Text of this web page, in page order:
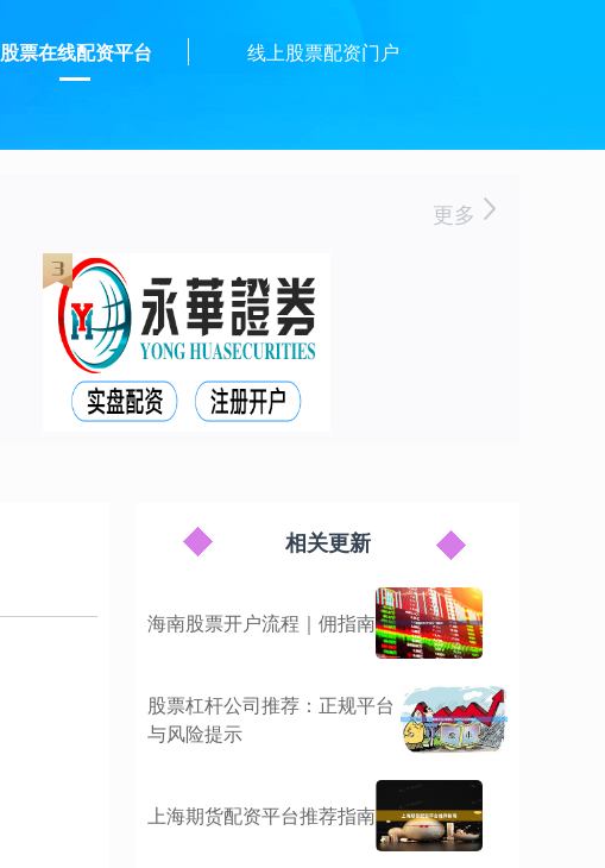
股票在线配资平台 线上股票配资门户
更多
相关更新
海南股票开户流程｜佣指南
股票杠杆公司推荐：正规平台
与风险提示
上海期货配资平台推荐指南